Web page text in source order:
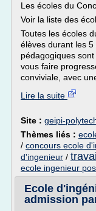
Les écoles du
Voir la liste des
Toutes les écoles
élèves durant les
pédagogiques
vous faire
conviviale, avec
Lire la suite
Site : geipi-
Thèmes liés :
/ concours ecole
d'ingenieur /
ecole ingenieur
Ecole
admission